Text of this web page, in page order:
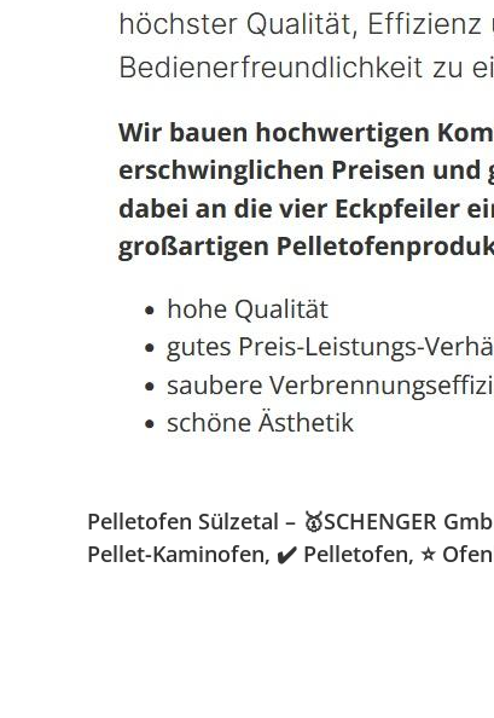
Pelletofen Sülzetal – 🥇SCHENGER
Pellet-Kaminofen, ✔️ Pelletofen, ⭐